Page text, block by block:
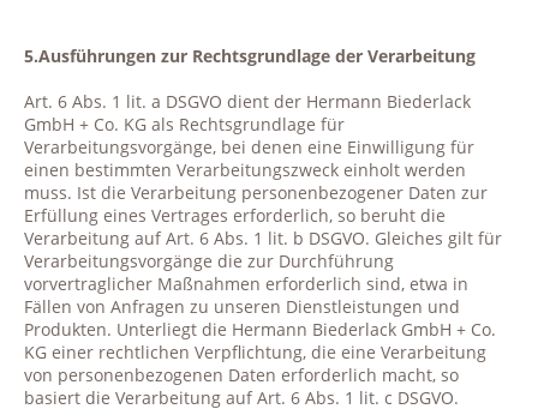
5.Ausführungen zur Rechtsgrundlage der Verarbeitung
Art. 6 Abs. 1 lit. a DSGVO dient der Hermann Biederlack
GmbH + Co. KG als Rechtsgrundlage für
Verarbeitungsvorgänge, bei denen eine Einwilligung für
einen bestimmten Verarbeitungszweck einholt werden
muss. Ist die Verarbeitung personenbezogener Daten zur
Erfüllung eines Vertrages erforderlich, so beruht die
Verarbeitung auf Art. 6 Abs. 1 lit. b DSGVO. Gleiches gilt für
Verarbeitungsvorgänge die zur Durchführung
vorvertraglicher Maßnahmen erforderlich sind, etwa in
Fällen von Anfragen zu unseren Dienstleistungen und
Produkten. Unterliegt die Hermann Biederlack GmbH + Co.
KG einer rechtlichen Verpflichtung, die eine Verarbeitung
von personenbezogenen Daten erforderlich macht, so
basiert die Verarbeitung auf Art. 6 Abs. 1 lit. c DSGVO.